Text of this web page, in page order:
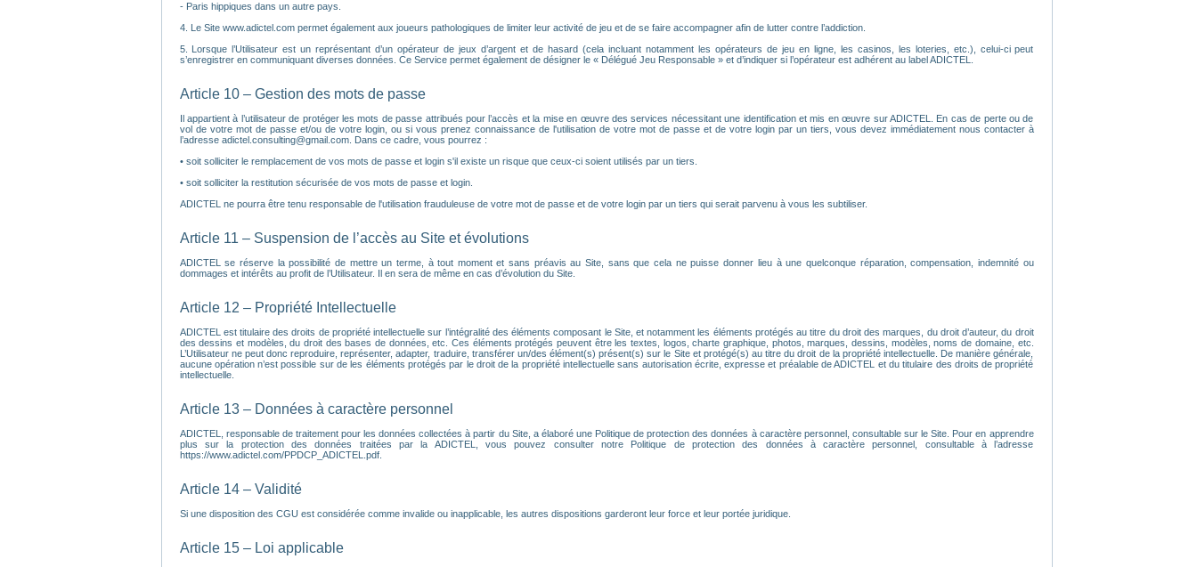
- Paris hippiques dans un autre pays.
4. Le Site www.adictel.com permet également aux joueurs pathologiques de limiter leur activité de jeu et de se faire accompagner afin de lutter contre l’addiction.
5. Lorsque l’Utilisateur est un représentant d’un opérateur de jeux d’argent et de hasard (cela incluant notamment les opérateurs de jeu en ligne, les casinos, les loteries, etc.), celui-ci peut
s’enregistrer en communiquant diverses données. Ce Service permet également de désigner le « Délégué Jeu Responsable » et d’indiquer si l’opérateur est adhérent au label ADICTEL.
Article 10 – Gestion des mots de passe
Il appartient à l’utilisateur de protéger les mots de passe attribués pour l’accès et la mise en œuvre des services nécessitant une identification et mis en œuvre sur ADICTEL. En cas de perte ou de
vol de votre mot de passe et/ou de votre login, ou si vous prenez connaissance de l'utilisation de votre mot de passe et de votre login par un tiers, vous devez immédiatement nous contacter à
l’adresse adictel.consulting@gmail.com. Dans ce cadre, vous pourrez :
• soit solliciter le remplacement de vos mots de passe et login s'il existe un risque que ceux-ci soient utilisés par un tiers.
• soit solliciter la restitution sécurisée de vos mots de passe et login.
ADICTEL ne pourra être tenu responsable de l'utilisation frauduleuse de votre mot de passe et de votre login par un tiers qui serait parvenu à vous les subtiliser.
Article 11 – Suspension de l’accès au Site et évolutions
ADICTEL se réserve la possibilité de mettre un terme, à tout moment et sans préavis au Site, sans que cela ne puisse donner lieu à une quelconque réparation, compensation, indemnité ou
dommages et intérêts au profit de l’Utilisateur. Il en sera de même en cas d’évolution du Site.
Article 12 – Propriété Intellectuelle
ADICTEL est titulaire des droits de propriété intellectuelle sur l’intégralité des éléments composant le Site, et notamment les éléments protégés au titre du droit des marques, du droit d’auteur, du droit
des dessins et modèles, du droit des bases de données, etc. Ces éléments protégés peuvent être les textes, logos, charte graphique, photos, marques, dessins, modèles, noms de domaine, etc.
L’Utilisateur ne peut donc reproduire, représenter, adapter, traduire, transférer un/des élément(s) présent(s) sur le Site et protégé(s) au titre du droit de la propriété intellectuelle. De manière générale,
aucune opération n’est possible sur de les éléments protégés par le droit de la propriété intellectuelle sans autorisation écrite, expresse et préalable de ADICTEL et du titulaire des droits de propriété
intellectuelle.
Article 13 – Données à caractère personnel
ADICTEL, responsable de traitement pour les données collectées à partir du Site, a élaboré une Politique de protection des données à caractère personnel, consultable sur le Site. Pour en apprendre
plus sur la protection des données traitées par la ADICTEL, vous pouvez consulter notre Politique de protection des données à caractère personnel, consultable à l’adresse
https://www.adictel.com/PPDCP_ADICTEL.pdf.
Article 14 – Validité
Si une disposition des CGU est considérée comme invalide ou inapplicable, les autres dispositions garderont leur force et leur portée juridique.
Article 15 – Loi applicable